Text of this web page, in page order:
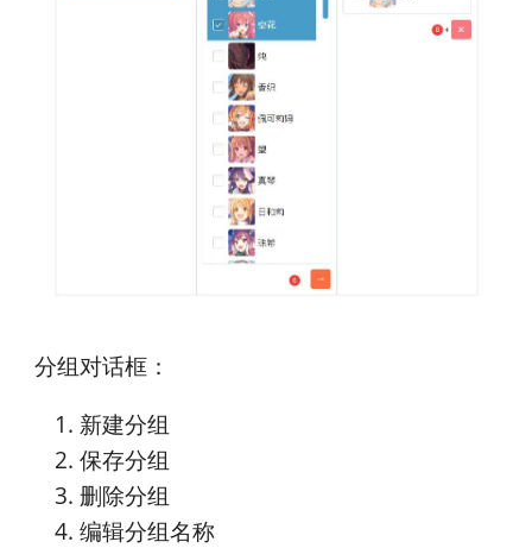
分组对话框：
新建分组
保存分组
删除分组
编辑分组名称